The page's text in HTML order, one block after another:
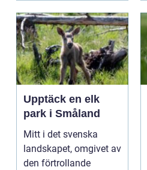
Upptäck en elk
park i Småland
Mitt i det svenska
landskapet, omgivet av
den förtrollande